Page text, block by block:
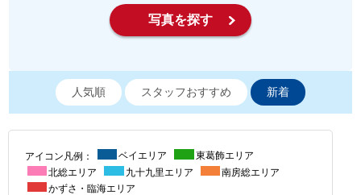
写真を探す
人気順 スタッフおすすめ 新着
アイコン凡例： ベイエリア
東葛飾エリア
北総エリア
九十九里エリア
南房総エリア
かずさ・臨海エリア